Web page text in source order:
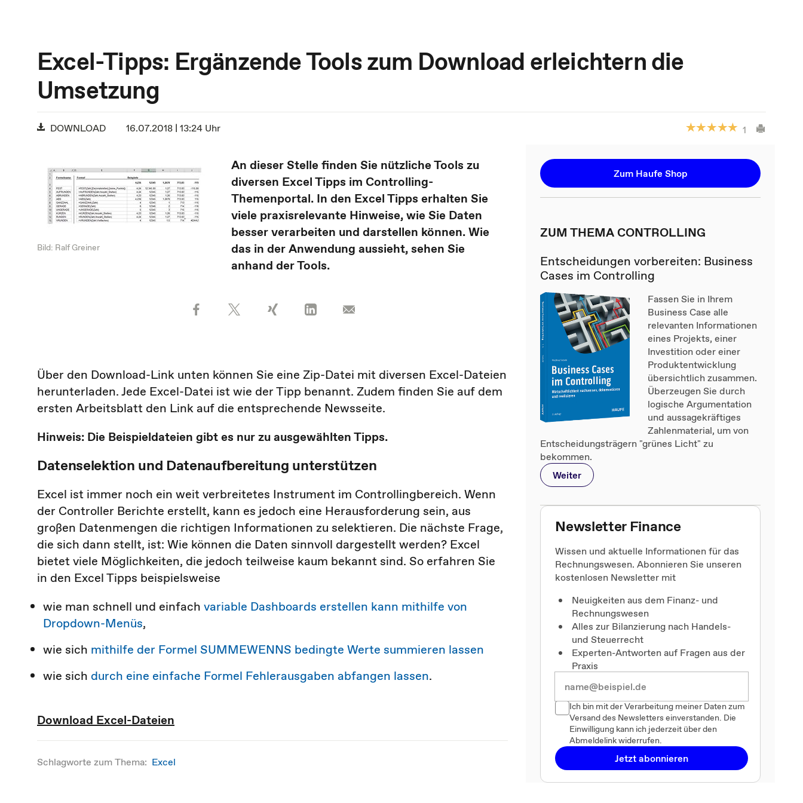
Excel-Tipps: Ergänzende Tools zum Download erleichtern die
Umsetzung
DOWNLOAD 16.07.2018 | 13:24 Uhr 1
Bild: Ralf Greiner
An dieser Stelle finden Sie nützliche Tools zu
diversen Excel Tipps im Controlling-
Themenportal. In den Excel Tipps erhalten Sie
viele praxisrelevante Hinweise, wie Sie Daten
besser verarbeiten und darstellen können. Wie
das in der Anwendung aussieht, sehen Sie
anhand der Tools.
Über den Download-Link unten können Sie eine Zip-Datei mit diversen Excel-Dateien
herunterladen. Jede Excel-Datei ist wie der Tipp benannt. Zudem finden Sie auf dem
ersten Arbeitsblatt den Link auf die entsprechende Newsseite.
Hinweis: Die Beispieldateien gibt es nur zu ausgewählten Tipps.
Datenselektion und Datenaufbereitung unterstützen
Excel ist immer noch ein weit verbreitetes Instrument im Controllingbereich. Wenn
der Controller Berichte erstellt, kann es jedoch eine Herausforderung sein, aus
großen Datenmengen die richtigen Informationen zu selektieren. Die nächste Frage,
die sich dann stellt, ist: Wie können die Daten sinnvoll dargestellt werden? Excel
bietet viele Möglichkeiten, die jedoch teilweise kaum bekannt sind. So erfahren Sie
in den Excel Tipps beispielsweise
wie man schnell und einfach variable Dashboards erstellen kann mithilfe von
Dropdown-Menüs,
wie sich mithilfe der Formel SUMMEWENNS bedingte Werte summieren lassen
wie sich durch eine einfache Formel Fehlerausgaben abfangen lassen.
Download Excel-Dateien
Schlagworte zum Thema: Excel
Zum Haufe Shop
ZUM THEMA CONTROLLING
Entscheidungen vorbereiten: Business
Cases im Controlling
Fassen Sie in Ihrem
Business Case alle
relevanten Informationen
eines Projekts, einer
Investition oder einer
Produktentwicklung
übersichtlich zusammen.
Überzeugen Sie durch
logische Argumentation
und aussagekräftiges
Zahlenmaterial, um von
Entscheidungsträgern "grünes Licht" zu
bekommen.
Weiter
Newsletter Finance
Wissen und aktuelle Informationen für das
Rechnungswesen. Abonnieren Sie unseren
kostenlosen Newsletter mit
Neuigkeiten aus dem Finanz- und
Rechnungswesen
Alles zur Bilanzierung nach Handels-
und Steuerrecht
Experten-Antworten auf Fragen aus der
Praxis
Ich bin mit der Verarbeitung meiner Daten zum
Versand des Newsletters einverstanden. Die
Einwilligung kann ich jederzeit über den
Abmeldelink widerrufen.
Jetzt abonnieren